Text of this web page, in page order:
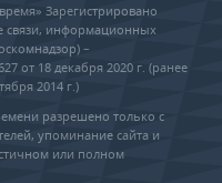
Зарегистрировано
связи, информационных
–
от 18 декабря 2020 г. (ранее
2014 г.)
разрешено только с
упоминание сайта и
или полном